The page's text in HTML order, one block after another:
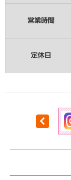
営業時間
定休日